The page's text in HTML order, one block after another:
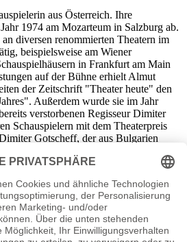
aus Österreich. Ihre
1974 am Mozarteum in Salzburg ab.
diversen renommierten Theatern im
beispielsweise am Wiener
in Frankfurt am Main
auf der Bühne erhielt Almut
der Zeitschrift "Theater heute" den
Außerdem wurde sie im Jahr
verstorbenen Regisseur Dimiter
Schauspielern mit dem Theaterpreis
Gotscheff, der aus Bulgarien
Sohn. Neben ihrer Tätigkeit
anderem an den Filmen "Die Frau
Lebenden".